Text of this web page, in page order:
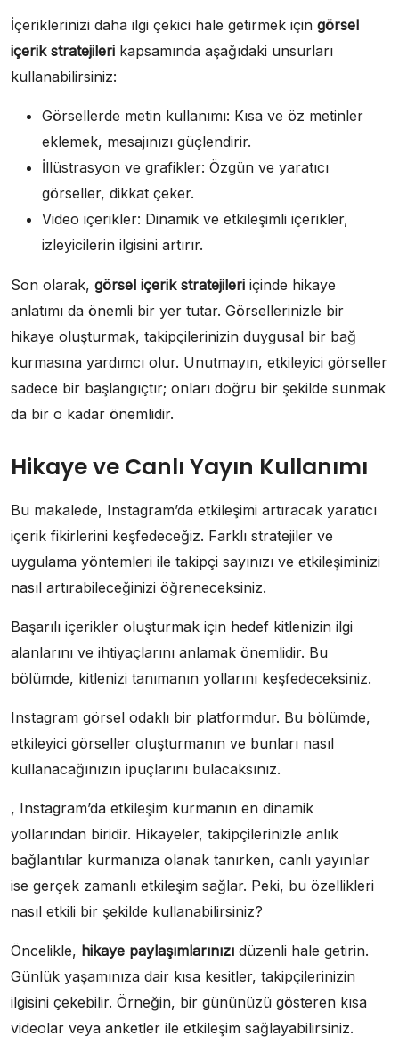
İçeriklerinizi daha ilgi çekici hale getirmek için görsel
içerik stratejileri kapsamında aşağıdaki unsurları
kullanabilirsiniz:
Görsellerde metin kullanımı: Kısa ve öz metinler
eklemek, mesajınızı güçlendirir.
İllüstrasyon ve grafikler: Özgün ve yaratıcı
görseller, dikkat çeker.
Video içerikler: Dinamik ve etkileşimli içerikler,
izleyicilerin ilgisini artırır.
Son olarak, görsel içerik stratejileri içinde hikaye
anlatımı da önemli bir yer tutar. Görsellerinizle bir
hikaye oluşturmak, takipçilerinizin duygusal bir bağ
kurmasına yardımcı olur. Unutmayın, etkileyici görseller
sadece bir başlangıçtır; onları doğru bir şekilde sunmak
da bir o kadar önemlidir.
Hikaye ve Canlı Yayın Kullanımı
Bu makalede, Instagram’da etkileşimi artıracak yaratıcı
içerik fikirlerini keşfedeceğiz. Farklı stratejiler ve
uygulama yöntemleri ile takipçi sayınızı ve etkileşiminizi
nasıl artırabileceğinizi öğreneceksiniz.
Başarılı içerikler oluşturmak için hedef kitlenizin ilgi
alanlarını ve ihtiyaçlarını anlamak önemlidir. Bu
bölümde, kitlenizi tanımanın yollarını keşfedeceksiniz.
Instagram görsel odaklı bir platformdur. Bu bölümde,
etkileyici görseller oluşturmanın ve bunları nasıl
kullanacağınızın ipuçlarını bulacaksınız.
, Instagram’da etkileşim kurmanın en dinamik
yollarından biridir. Hikayeler, takipçilerinizle anlık
bağlantılar kurmanıza olanak tanırken, canlı yayınlar
ise gerçek zamanlı etkileşim sağlar. Peki, bu özellikleri
nasıl etkili bir şekilde kullanabilirsiniz?
Öncelikle, hikaye paylaşımlarınızı düzenli hale getirin.
Günlük yaşamınıza dair kısa kesitler, takipçilerinizin
ilgisini çekebilir. Örneğin, bir gününüzü gösteren kısa
videolar veya anketler ile etkileşim sağlayabilirsiniz.